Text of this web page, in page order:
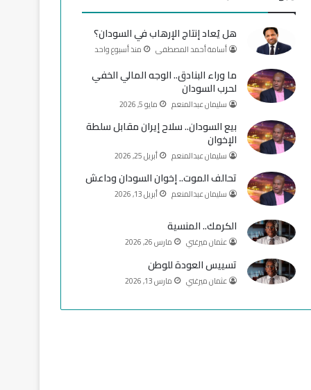
و
ك
T
u
b
e
ق
ر
ا
م
هل يُعاد إنتاج الإرهاب في السودان؟
أسامة أحمد المصطفى منذ أسبوع واحد
ما وراء البنادق.. الوجه المالي الخفي
لحرب السودان
سليمان عبدالمنعم مايو 5, 2026
بيع السودان.. سلاح إيران مقابل سلطة
الإخوان
سليمان عبدالمنعم أبريل 25, 2026
تحالف الموت.. إخوان السودان وداعش
سليمان عبدالمنعم أبريل 13, 2026
الكرمك.. المنسية
عثمان ميرغني مارس 26, 2026
تسييس العودة للوطن
عثمان ميرغني مارس 13, 2026